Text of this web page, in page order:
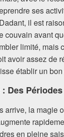
ses
il est
couvain avant
limité, mais
avoir assez de
établir un
Des
arrive, la magie
en pleine